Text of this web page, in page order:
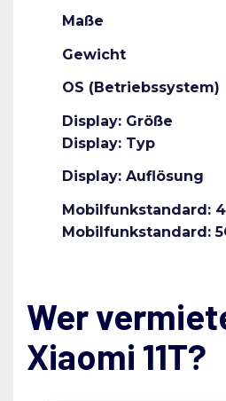
Maße
Gewicht
OS (Betriebssystem)
Display: Größe
Display: Typ
Display: Auflösung
Mobilfunkstandard:
Mobilfunkstandard:
Wer
Xiaomi 11T?